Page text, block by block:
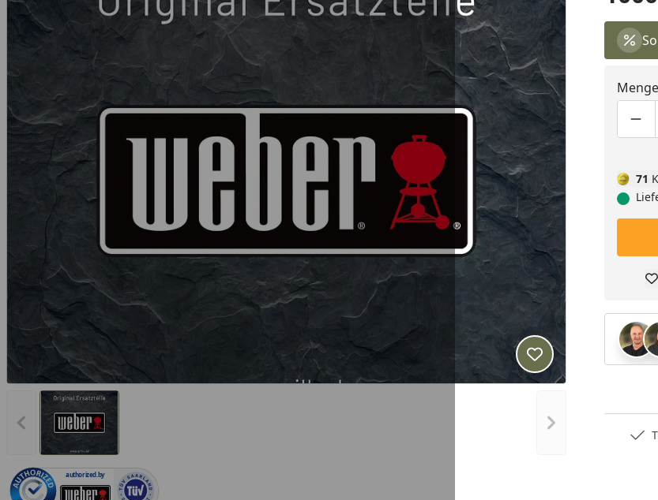
Vorheriges Bild anzeigen Nächstes Bild
Produkt zur
authorized.by
Menge
71
Deutschlands bester Händler